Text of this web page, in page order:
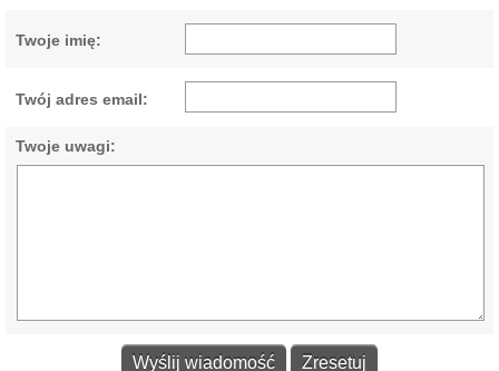
Twoje imię:
Twój adres email:
Twoje uwagi: